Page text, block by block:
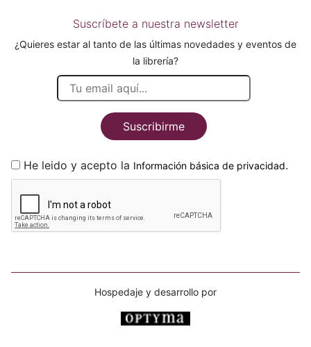
Suscríbete a nuestra newsletter
¿Quieres estar al tanto de las últimas novedades y eventos de
la librería?
Suscribirme
He leido y acepto la Información básica de privacidad.
Hospedaje y desarrollo por